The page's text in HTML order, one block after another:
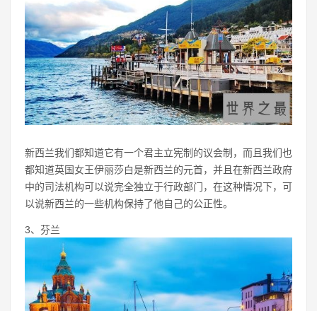
新西兰我们都知道它有一个君主立宪制的议会制，而且我们也
都知道英国女王伊丽莎白是新西兰的元首，并且在新西兰政府
中的司法机构可以说完全独立于行政部门，在这种情况下，可
以说新西兰的一些机构保持了他自己的公正性。
3、芬兰